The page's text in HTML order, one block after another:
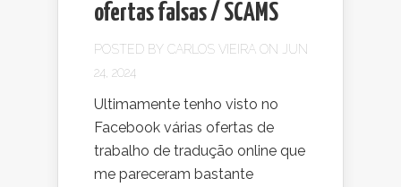
ofertas falsas / SCAMS
POSTED BY CARLOS VIEIRA ON JUN
24, 2024
Ultimamente tenho visto no
Facebook várias ofertas de
trabalho de tradução online que
me pareceram bastante